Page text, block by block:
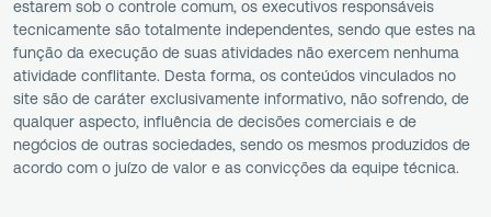
estarem sob o controle comum, os executivos responsáveis
tecnicamente são totalmente independentes, sendo que estes na
função da execução de suas atividades não exercem nenhuma
atividade conflitante. Desta forma, os conteúdos vinculados no
site são de caráter exclusivamente informativo, não sofrendo, de
qualquer aspecto, influência de decisões comerciais e de
negócios de outras sociedades, sendo os mesmos produzidos de
acordo com o juízo de valor e as convicções da equipe técnica.